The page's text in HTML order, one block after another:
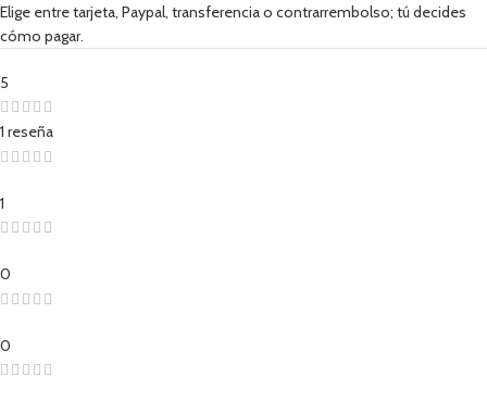
Elige entre tarjeta, Paypal, transferencia o contrarrembolso; tú decides
cómo pagar.
5
1 reseña
1
0
0